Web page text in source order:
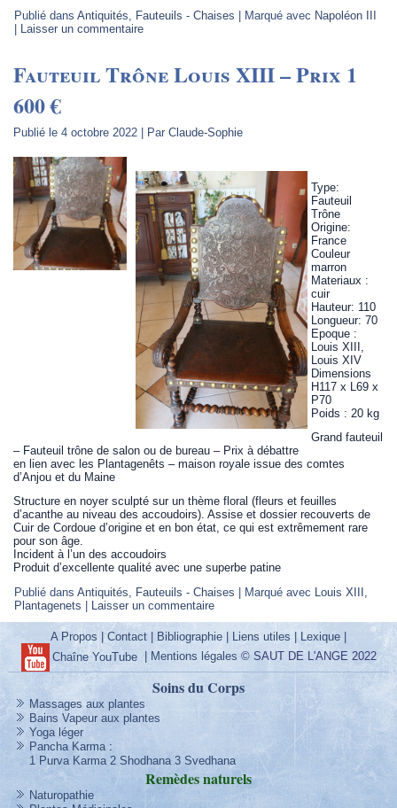
Publié dans Antiquités, Fauteuils - Chaises Marqué avec Napoléon III
Laisser un commentaire
Fauteuil Trône Louis XIII – Prix 1
600 €
Publié le 4 octobre 2022 Par Claude-Sophie
Type:
Fauteuil
Trône
Origine:
France
Couleur
marron
Materiaux :
cuir
Hauteur: 110
Longueur: 70
Epoque :
Louis XIII,
Louis XIV
Dimensions
H117 x L69 x
P70
Poids : 20 kg
Grand fauteuil
– Fauteuil trône de salon ou de bureau – Prix à débattre
en lien avec les Plantagenêts – maison royale issue des comtes
d’Anjou et du Maine
Structure en noyer sculpté sur un thème floral (fleurs et feuilles
d’acanthe au niveau des accoudoirs). Assise et dossier recouverts de
Cuir de Cordoue d’origine et en bon état, ce qui est extrêmement rare
pour son âge.
Incident à l’un des accoudoirs
Produit d’excellente qualité avec une superbe patine
Publié dans Antiquités, Fauteuils - Chaises Marqué avec Louis XIII ,
Plantagenets
Laisser un commentaire
A Propos |Contact Bibliographie Liens utiles Lexique
Chaîne YouTube| Mentions légales © SAUT DE L'ANGE 2022
Soins du Corps
Massages aux plantes
Bains Vapeur aux plantes
Yoga léger
Pancha Karma:
1 Purva Karma 2 Shodhana 3 Svedhana
Remèdesnaturels
Naturopathie